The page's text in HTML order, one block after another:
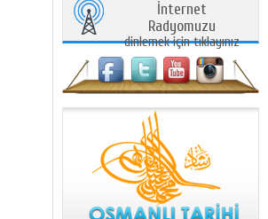
İnternet
Radyomuzu
dinlemek için tıklayınız